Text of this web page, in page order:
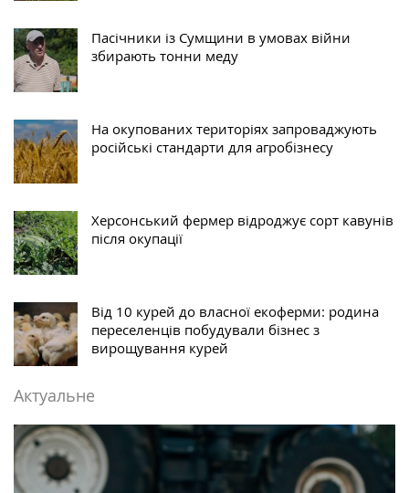
Пасічники із Сумщини в умовах війни
збирають тонни меду
На окупованих територіях запроваджують
російські стандарти для агробізнесу
Херсонський фермер відроджує сорт кавунів
після окупації
Від 10 курей до власної екоферми: родина
переселенців побудували бізнес з
вирощування курей
Актуальне